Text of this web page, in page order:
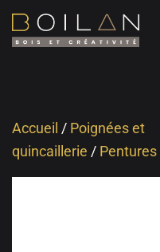
Accueil / Poignées et
quincaillerie / Pentures